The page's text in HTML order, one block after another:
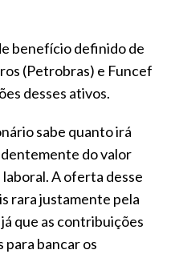
benefício definido de
(Petrobras) e Funcef
desses ativos.
sabe quanto irá
do valor
A oferta desse
rara justamente pela
que as contribuições
bancar os